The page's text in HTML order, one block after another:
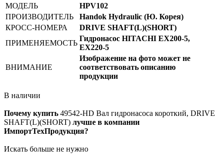
МОДЕЛЬ
HPV102
ПРОИЗВОДИТЕЛЬ
Handok Hydraulic (Ю. Корея)
КРОСС-НОМЕРА
DRIVE SHAFT(L)(SHORT)
ПРИМЕНЯЕМОСТЬ
Гидронасос HITACHI EX200-5,
EX220-5
ВНИМАНИЕ
Изображение на фото может не
соответствовать описанию
продукции
В наличии
Почему купить 49542-HD Вал гидронасоса короткий, DRIVE
SHAFT(L)(SHORT) лучше в компании
ИмпортТехПродукция?
Искать больше не нужно